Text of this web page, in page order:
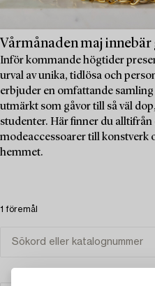
Vårmånaden maj
Inför kommande högtider
urval av unika, tidlösa och
erbjuder en omfattande
utmärkt som gåvor till så väl
studenter. Här finner du
modeaccessoarer till konstverk
hemmet.
1 föremål